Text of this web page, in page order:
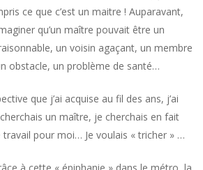
ce que c’est un maitre ! Auparavant,
qu’un maître pouvait être un
un voisin agaçant, un membre
obstacle, un problème de santé…
que j’ai acquise au fil des ans, j’ai
un maître, je cherchais en fait
travail pour moi… Je voulais « tricher » …